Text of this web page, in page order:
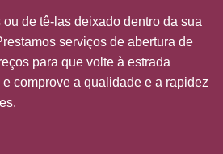
de tê-las deixado dentro da sua
serviços de abertura de
para que volte à estrada
comprove a qualidade e a rapidez